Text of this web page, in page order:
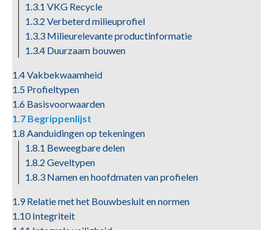
1.3.1 VKG Recycle
1.3.2 Verbeterd milieuprofiel
1.3.3 Milieurelevante productinformatie
1.3.4 Duurzaam bouwen
1.4 Vakbekwaamheid
1.5 Profieltypen
1.6 Basisvoorwaarden
1.7 Begrippenlijst
1.8 Aanduidingen op tekeningen
1.8.1 Beweegbare delen
1.8.2 Geveltypen
1.8.3 Namen en hoofdmaten van profielen
1.9 Relatie met het Bouwbesluit en normen
1.10 Integriteit